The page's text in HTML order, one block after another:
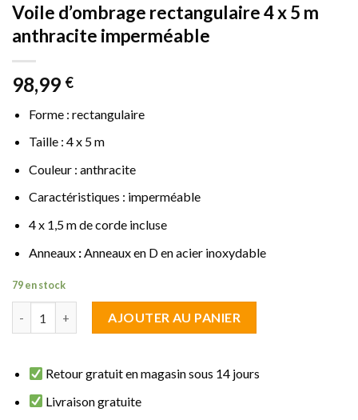
Voile d’ombrage rectangulaire 4 x 5 m
anthracite imperméable
98,99 €
Forme : rectangulaire
Taille : 4 x 5 m
Couleur : anthracite
Caractéristiques : imperméable
4 x 1,5 m de corde incluse
Anneaux: Anneaux en D en acier inoxydable
79 en stock
AJOUTER AU PANIER
Retour gratuit en magasin sous 14 jours
Livraison gratuite